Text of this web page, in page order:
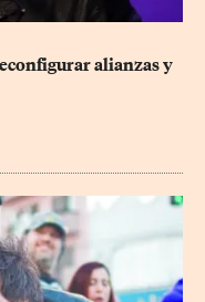
alianzas y